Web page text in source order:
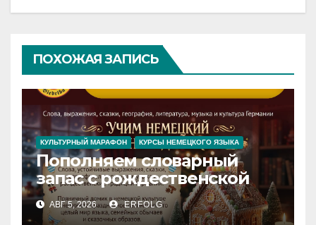
ПОХОЖАЯ ЗАПИСЬ
КУЛЬТУРНЫЙ МАРАФОН КУРСЫ НЕМЕЦКОГО ЯЗЫКА
Пополняем словарный
запас с рождественской
сказкой! Учим немецкий
вместе с Lebkuchenhaus
АВГ 5, 2026 ERFOLG